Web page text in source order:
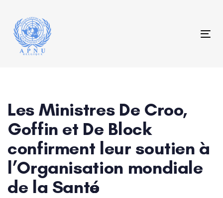
content
Les Ministres De Croo,
Goffin et De Block
confirment leur soutien à
l’Organisation mondiale
de la Santé